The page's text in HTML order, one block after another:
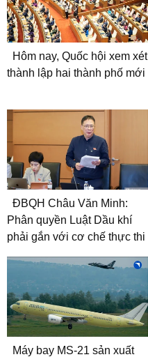
Hôm nay, Quốc hội xem xét
thành lập hai thành phố mới
ĐBQH Châu Văn Minh:
Phân quyền Luật Dầu khí
phải gắn với cơ chế thực thi
Máy bay MS-21 sản xuất